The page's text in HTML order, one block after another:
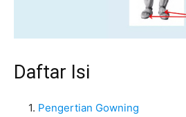
Daftar Isi
Pengertian Gowning